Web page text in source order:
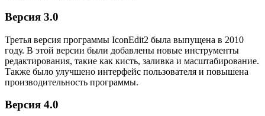
Версия 3.0
Третья версия программы IconEdit2 была выпущена в 2010
году. В этой версии были добавлены новые инструменты
редактирования, такие как кисть, заливка и масштабирование.
Также было улучшено интерфейс пользователя и повышена
производительность программы.
Версия 4.0